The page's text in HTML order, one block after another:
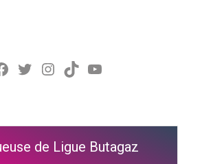
Twitter
Instagram
TikTokYouTube
de Ligue Butagaz